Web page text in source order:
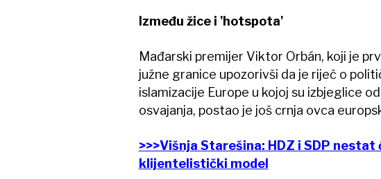
Između žice i 'hotspota'
Mađarski premijer Viktor Orbán, koji je
južne granice upozorivši da je riječ o
islamizacije Europe u kojoj su izbjeglice
osvajanja, postao je još crnja ovca
>>>Višnja Starešina: HDZ i SDP
klijentelistički model